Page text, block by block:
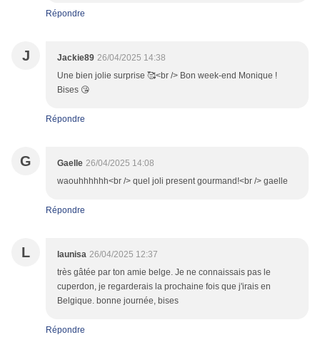
Répondre
J Jackie89 26/04/2025 14:38
Une bien jolie surprise 🥰<br /> Bon week-end Monique !
Bises 😘
Répondre
G Gaelle 26/04/2025 14:08
waouhhhhhh<br /> quel joli present gourmand!<br /> gaelle
Répondre
L launisa 26/04/2025 12:37
très gâtée par ton amie belge. Je ne connaissais pas le
cuperdon, je regarderais la prochaine fois que j'irais en
Belgique. bonne journée, bises
Répondre